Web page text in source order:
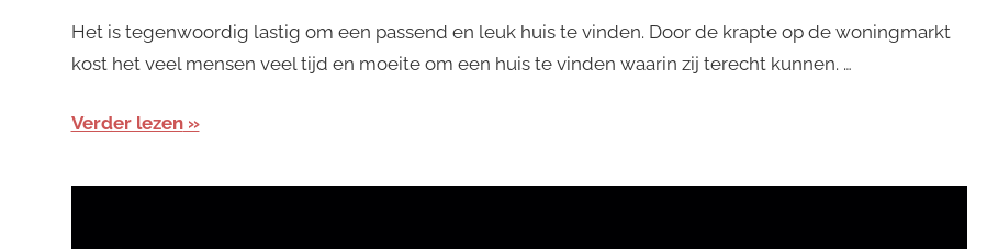
Het is tegenwoordig lastig om een passend en leuk huis te vinden. Door de krapte op de woningmarkt
kost het veel mensen veel tijd en moeite om een huis te vinden waarin zij terecht kunnen. …
Verder lezen